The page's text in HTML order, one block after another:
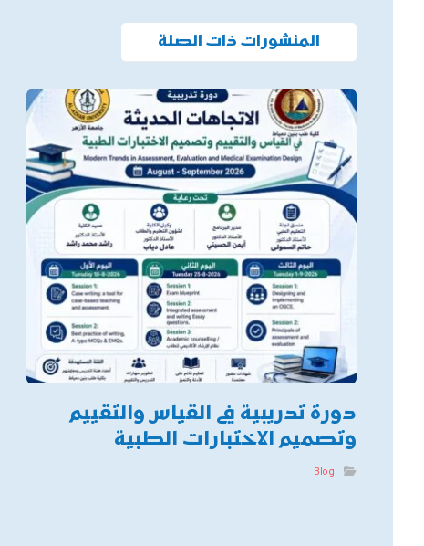
المنشورات ذات الصلة
دورة تدريبية في القياس والتقييم
وتصميم الاختبارات الطبية
Blog